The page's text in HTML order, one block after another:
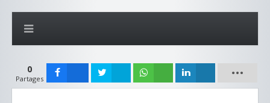
0
Partages